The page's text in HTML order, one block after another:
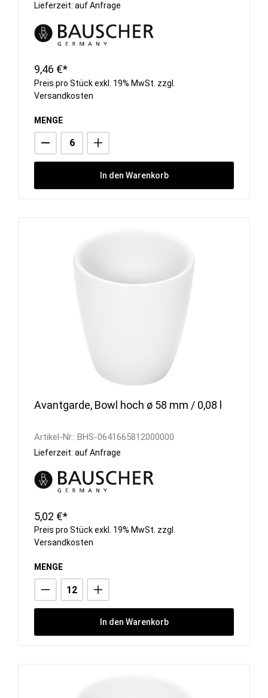
Lieferzeit: auf Anfrage
9,46 €*
Preis pro Stück exkl. 19% MwSt. zzgl.
Versandkosten
MENGE
In den Warenkorb
Avantgarde, Bowl hoch ø 58 mm / 0,08 l
Artikel-Nr.: BHS-0641665812000000
Lieferzeit: auf Anfrage
5,02 €*
Preis pro Stück exkl. 19% MwSt. zzgl.
Versandkosten
MENGE
In den Warenkorb